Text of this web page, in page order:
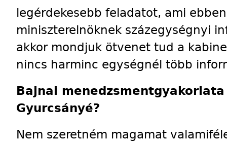
legérdekesebb feladatot, ami
miniszterelnöknek százegységnyi
akkor mondjuk ötvenet tud a
nincs harminc egységnél több
Bajnai
Gyurcsányé?
Nem szeretném magamat